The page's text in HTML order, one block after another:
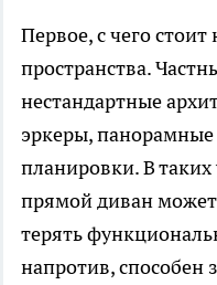
Первое, с чего
пространства.
нестандартные
эркеры,
планировки. В таких
прямой диван
терять
напротив, способен